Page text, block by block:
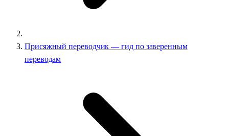
Присяжный переводчик — гид по заверенным
переводам